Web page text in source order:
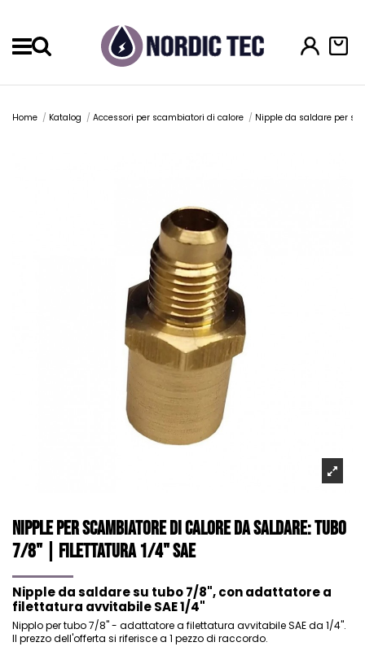
Home Katalog Accessori per scambiatori di calore Nipple da saldare per
Nipple per scambiatore di calore da saldare: Tubo
7/8" | Filettatura 1/4" SAE
Nipple da saldare su tubo 7/8", con adattatore a
filettatura avvitabile SAE 1/4"
Nipplo per tubo 7/8" - adattatore a filettatura avvitabile SAE da 1/4".
Il prezzo dell'offerta si riferisce a 1 pezzo di raccordo.